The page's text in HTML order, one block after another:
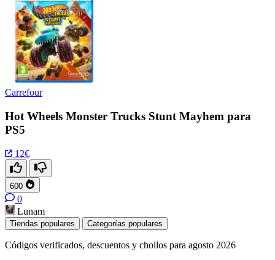
Carrefour
Hot Wheels Monster Trucks Stunt Mayhem para
PS5
12€
600
0
Lunam
Tiendas populares Categorías populares
Códigos verificados, descuentos y chollos para agosto 2026